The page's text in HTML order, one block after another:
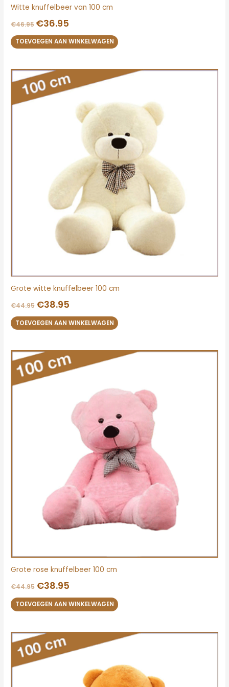
Witte knuffelbeer van 100 cm
€46.95 €36.95
TOEVOEGEN AAN WINKELWAGEN
Grote witte knuffelbeer 100 cm
€44.95
Oorspronkelijke
prijs
was:
€44.95.
€38.95
prijs
is:
TOEVOEGEN AAN WINKELWAGEN
Grote rose knuffelbeer 100 cm
€44.95
Oorspronkelijke
prijs
was:
€44.95.
€38.95
prijs
is:
TOEVOEGEN AAN WINKELWAGEN
Oorspronkelijke
prijs
was:
€44.95.
is: